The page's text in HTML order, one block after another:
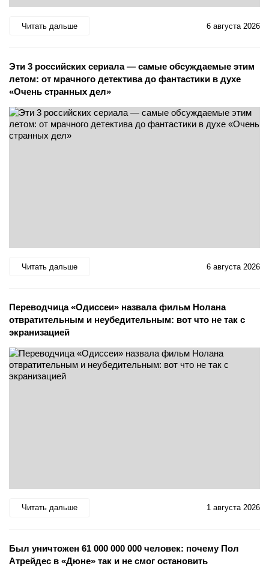
Читать дальше 6 августа 2026
Эти 3 российских сериала — самые обсуждаемые этим
летом: от мрачного детектива до фантастики в духе
«Очень странных дел»
Читать дальше 6 августа 2026
Переводчица «Одиссеи» назвала фильм Нолана
отвратительным и неубедительным: вот что не так с
экранизацией
Читать дальше 1 августа 2026
Был уничтожен 61 000 000 000 человек: почему Пол
Атрейдес в «Дюне» так и не смог остановить